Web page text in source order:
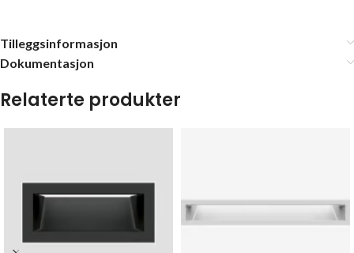
Tilleggsinformasjon
Dokumentasjon
Relaterte produkter